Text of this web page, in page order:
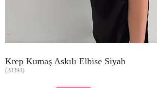
Krep Kumaş Askılı Elbise Siyah
(28394)